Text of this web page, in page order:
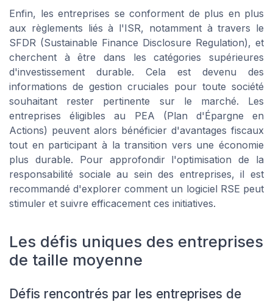
Enfin, les entreprises se conforment de plus en plus
aux règlements liés à l'ISR, notamment à travers le
SFDR (Sustainable Finance Disclosure Regulation), et
cherchent à être dans les catégories supérieures
d'investissement durable. Cela est devenu des
informations de gestion cruciales pour toute société
souhaitant rester pertinente sur le marché. Les
entreprises éligibles au PEA (Plan d'Épargne en
Actions) peuvent alors bénéficier d'avantages fiscaux
tout en participant à la transition vers une économie
plus durable. Pour approfondir l'optimisation de la
responsabilité sociale au sein des entreprises, il est
recommandé d'explorer comment un logiciel RSE peut
stimuler et suivre efficacement ces initiatives.
Les défis uniques des entreprises
de taille moyenne
Défis rencontrés par les entreprises de